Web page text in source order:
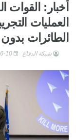
أخبار: القوات
العمليات
الطائرات
شبكة الدفاع